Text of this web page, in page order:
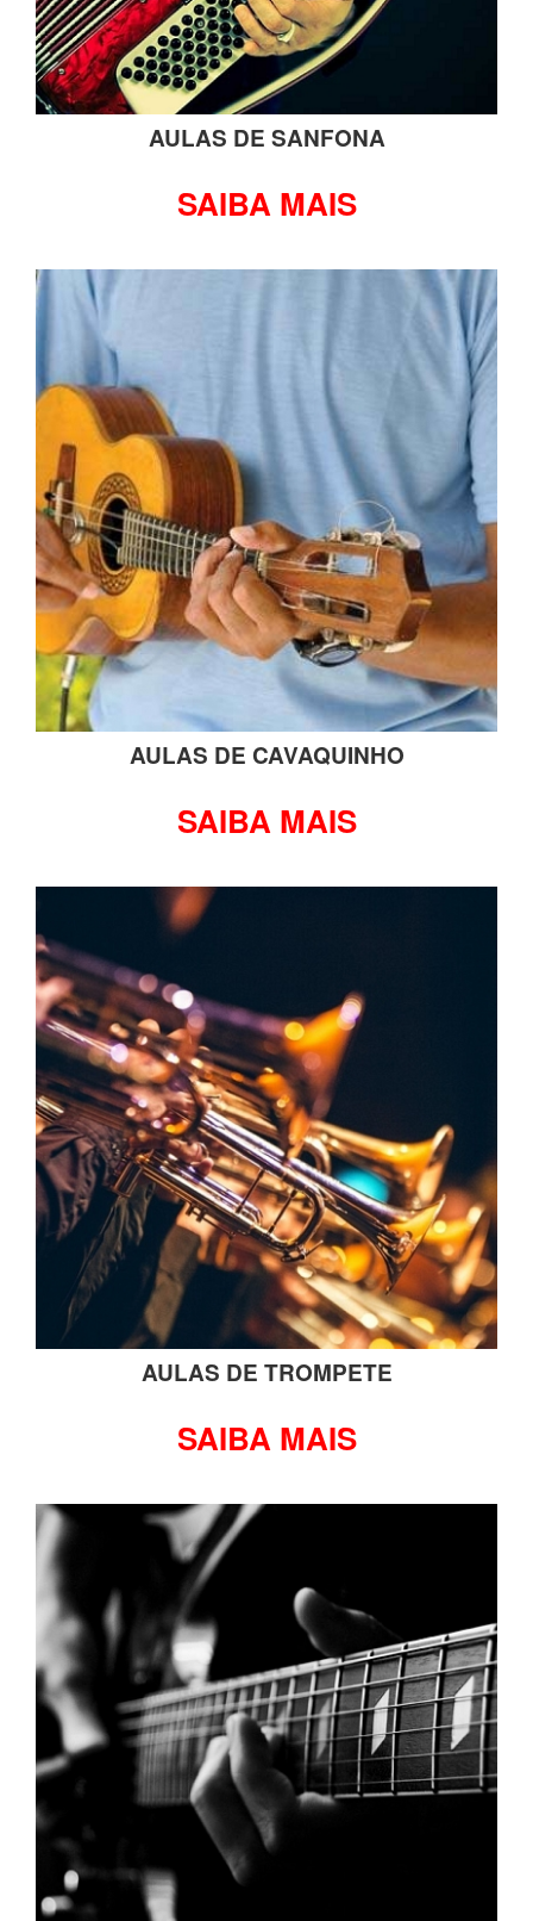
AULAS DE SANFONA
SAIBA MAIS
AULAS DE CAVAQUINHO
SAIBA MAIS
AULAS DE TROMPETE
SAIBA MAIS